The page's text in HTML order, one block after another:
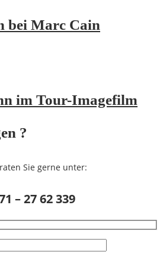
bei Marc Cain
im Tour-Imagefilm
?
Sie gerne unter:
– 27 62 339